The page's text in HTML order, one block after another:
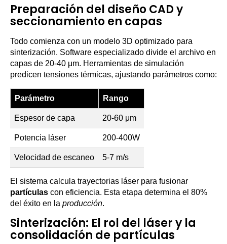
Preparación del diseño CAD y
seccionamiento en capas
Todo comienza con un modelo 3D optimizado para
sinterización. Software especializado divide el archivo en
capas de 20-40 μm. Herramientas de simulación
predicen tensiones térmicas, ajustando parámetros como:
Parámetro Rango
Espesor de capa 20-60 μm
Potencia láser 200-400W
Velocidad de escaneo 5-7 m/s
El sistema calcula trayectorias láser para fusionar
partículas con eficiencia. Esta etapa determina el 80%
del éxito en la producción.
Sinterización: El rol del láser y la
consolidación de partículas